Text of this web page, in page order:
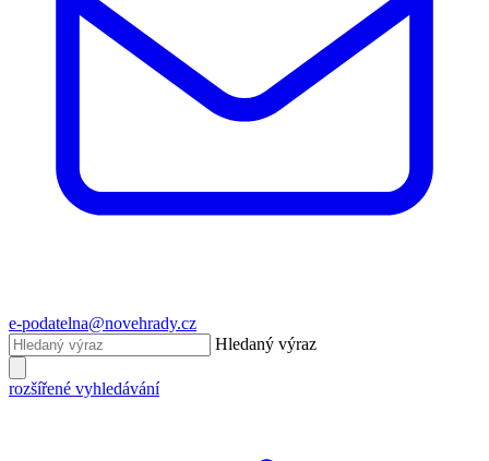
e-podatelna@novehrady.cz
Hledaný výraz
rozšířené vyhledávání